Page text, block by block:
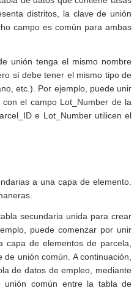
distritos, la clave de unión
campo es común para ambas
unión tenga el mismo nombre
sí debe tener el mismo tipo de
etc.). Por ejemplo, puede unir
el campo Lot_Number de la
e Lot_Number utilicen el
a una capa de elemento.
secundaria unida para crear
puede comenzar por unir
capa de elementos de parcela,
unión común. A continuación,
de datos de empleo, mediante
unión común entre la tabla de